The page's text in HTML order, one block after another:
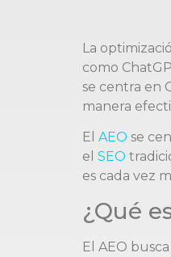
La
como
se centra en
manera
El AEO se
el SEO
es cada vez
¿Qué
El AEO